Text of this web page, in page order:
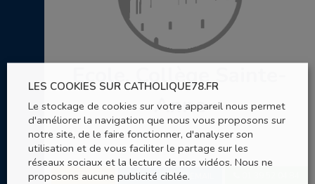
Ecole, Collège Sainte-
Anne
8 à 12 rue de la Tour
Montesson
SITE WEB ENVOYER UN EMAIL
LES COOKIES SUR CATHOLIQUE78.FR
Le stockage de cookies sur votre appareil nous permet
d'améliorer la navigation que nous vous proposons sur
notre site, de le faire fonctionner, d'analyser son
utilisation et de vous faciliter le partage sur les
réseaux sociaux et la lecture de nos vidéos. Nous ne
proposons aucune publicité ciblée.